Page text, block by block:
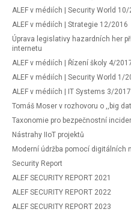
ALEF v médiích | Security World 10/
ALEF v médiích | Strategie 12/2016
Úprava legislativy hazardních her
internetu
ALEF v médiích | Řízení školy 4/
ALEF v médiích | Security World 1/
ALEF v médiích | IT Systems 3/2017
Tomáš Moser v rozhovoru o ,,big
Taxonomie pro bezpečnostní
Nástrahy IIoT projektů
Moderní údržba pomocí digitálních
Security Report
ALEF SECURITY REPORT 2021
ALEF SECURITY REPORT 2022
ALEF SECURITY REPORT 2023